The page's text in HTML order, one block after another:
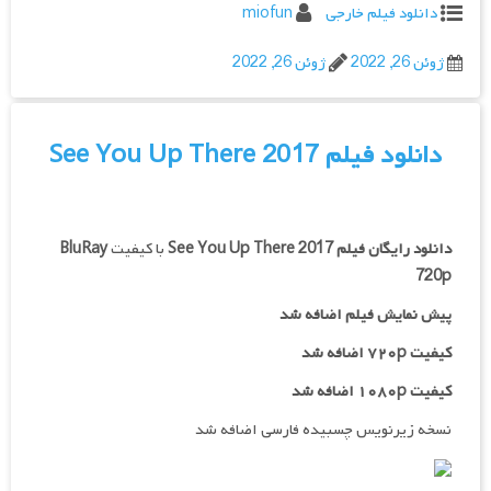
دانلود فیلم خارجی
miofun
ژوئن 26, 2022
ژوئن 26, 2022
دانلود فیلم See You Up There 2017
دانلود رایگان فیلمSee You Up There 2017با کیفیتBluRay
720p
پیش نمایش فیلم اضافه شد
کیفیت ۷۲۰p اضافه شد
کیفیت ۱۰۸۰p اضافه شد
نسخه زیرنویس چسبیده فارسی اضافه شد